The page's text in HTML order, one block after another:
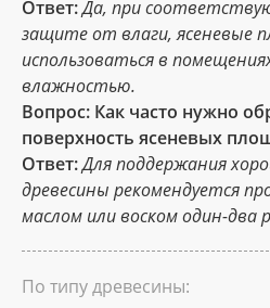
Ответ:Да, при
защите от влаги, ясеневые
использоваться в
влажностью.
Вопрос: Как часто нужно
поверхность ясеневых
Ответ:Для поддержания
древесины рекомендуется
маслом или воском один-два
По типу древесины: